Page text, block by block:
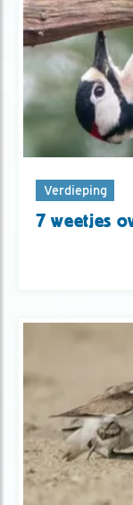
Verdieping
7 weetjes